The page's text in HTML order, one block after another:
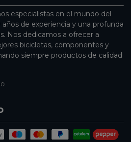
especialistas en el mundo del
de experiencia y una profunda
Nos dedicamos a ofrecer a
bicicletas, componentes y
siempre productos de calidad